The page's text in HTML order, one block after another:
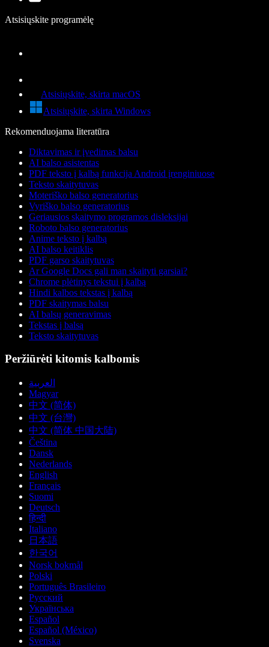
Atsisiųskite programėlę
Atsisiųskite, skirta macOS
Atsisiųskite, skirta Windows
Rekomenduojama literatūra
Diktavimas ir įvedimas balsu
AI balso asistentas
PDF teksto į kalbą funkcija Android įrenginiuose
Teksto skaitytuvas
Moteriško balso generatorius
Vyriško balso generatorius
Geriausios skaitymo programos disleksijai
Roboto balso generatorius
Anime teksto į kalbą
AI balso keitiklis
PDF garso skaitytuvas
Ar Google Docs gali man skaityti garsiai?
Chrome plėtinys tekstui į kalbą
Hindi kalbos tekstas į kalbą
PDF skaitymas balsu
AI balsų generavimas
Tekstas į balsą
Teksto skaitytuvas
Peržiūrėti kitomis kalbomis
العربية
Magyar
中文 (简体)
中文 (台灣)
中文 (简体 中国大陆)
Čeština
Dansk
Nederlands
English
Français
Suomi
Deutsch
हिन्दी
Italiano
日本語
한국어
Norsk bokmål
Polski
Português Brasileiro
Русский
Українська
Español
Español (México)
Svenska